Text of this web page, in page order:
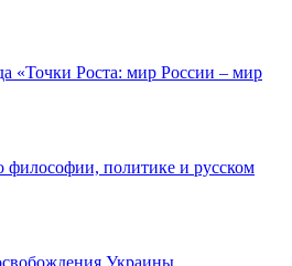
«Точки Роста: мир России – мир
философии, политике и русском